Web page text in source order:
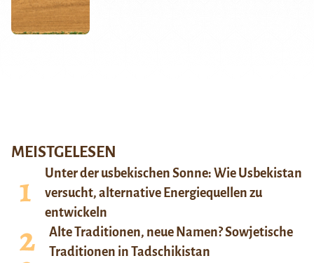
MEISTGELESEN
Unter der usbekischen Sonne: Wie Usbekistan
versucht, alternative Energiequellen zu
entwickeln
Alte Traditionen, neue Namen? Sowjetische
Traditionen in Tadschikistan